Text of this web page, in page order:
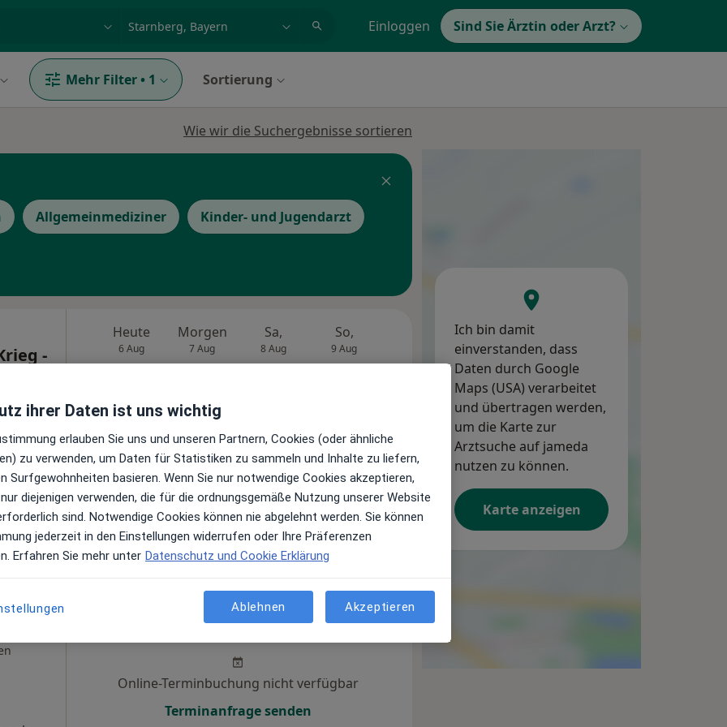
Einloggen Sind Sie Ärztin oder Arzt?
Mehr Filter • 1 Sortierung
Wie wir die Suchergebnisse sortieren
Allgemeinmediziner Kinder- und Jugendarzt
-
Maps
Heute
6 Aug
Morgen
7 Aug
Sa,
8 Aug
So,
9 Aug
Di,
11 Aug 12 Aug
Online-Terminbuchung nicht verfügbar
Telefonnummer anzeigen
7 Aug
Sa,
8 Aug
So,
9 Aug
Mo,
10 Aug
Online-Terminbuchung nicht verfügbar
Terminanfrage senden
Ich bin damit
einverstanden, dass
Daten durch Google
Maps (USA) verarbeitet
und übertragen werden,
um die Karte zur
Arztsuche auf jameda
nutzen zu können.
Karte anzeigen
ihrer Daten ist uns wichtig
erlauben Sie uns und unseren Partnern, Cookies (oder ähnliche
zu verwenden, um Daten für Statistiken zu sammeln und Inhalte zu liefern,
Surfgewohnheiten basieren. Wenn Sie nur notwendige Cookies akzeptieren,
diejenigen verwenden, die für die ordnungsgemäße Nutzung unserer Website
sind. Notwendige Cookies können nie abgelehnt werden. Sie können
jederzeit in den Einstellungen widerrufen oder Ihre Präferenzen
Erfahren Sie mehr unter Datenschutz und Cookie Erklärung
Ablehnen Akzeptieren